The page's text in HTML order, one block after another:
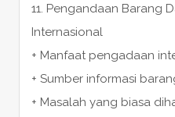
11. Pengandaan Barang
Internasional
+ Manfaat pengadaan
+ Sumber informasi
+ Masalah yang biasa